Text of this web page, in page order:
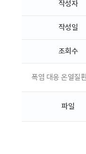
작성자
작성일
조회수
폭염 대응 온열질
파일